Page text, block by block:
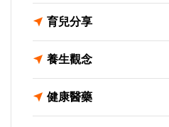
育兒分享
養生觀念
健康醫藥